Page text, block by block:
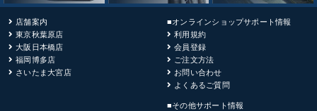
店舗案内
東京秋葉原店
大阪日本橋店
福岡博多店
さいたま大宮店
■オンラインショップサポート情報
利用規約
会員登録
ご注文方法
お問い合わせ
よくあるご質問
■その他サポート情報